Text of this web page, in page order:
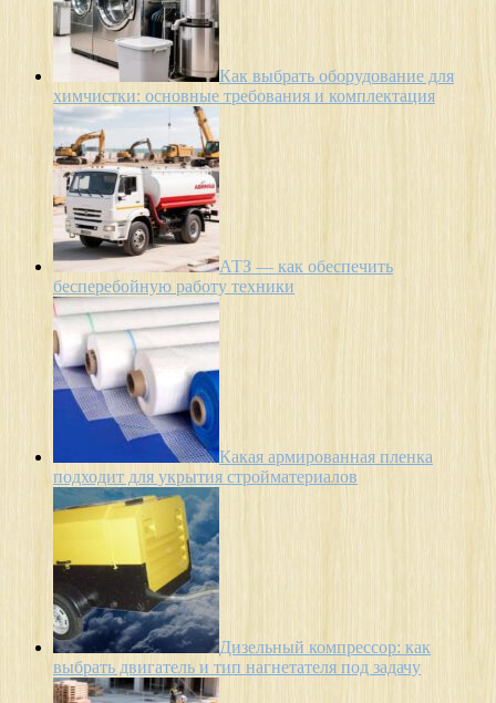
Как выбрать оборудование для
химчистки: основные требования и комплектация
АТЗ — как обеспечить
бесперебойную работу техники
Какая армированная пленка
подходит для укрытия стройматериалов
Дизельный компрессор: как
выбрать двигатель и тип нагнетателя под задачу